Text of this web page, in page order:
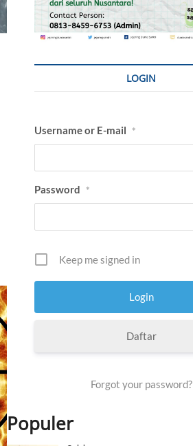
LOGIN
Username or E-mail *
Password *
Keep me signed in
Daftar
Forgot your password?
Populer